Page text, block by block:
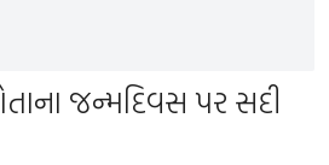
જન્મદિવસ પર સદી